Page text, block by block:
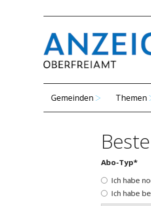
Gemeinden Themen